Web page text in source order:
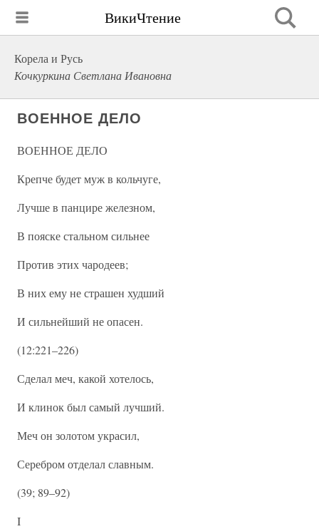
ВикиЧтение
Корела и Русь
Кочкуркина Светлана Ивановна
ВОЕННОЕ ДЕЛО
ВОЕННОЕ ДЕЛО
Крепче будет муж в кольчуге,
Лучше в панцире железном,
В пояске стальном сильнее
Против этих чародеев;
В них ему не страшен худший
И сильнейший не опасен.
(12:221–226)
Сделал меч, какой хотелось,
И клинок был самый лучший.
Меч он золотом украсил,
Серебром отделал славным.
(39; 89–92)
I